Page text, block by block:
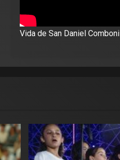
Vida de San Daniel Comboni